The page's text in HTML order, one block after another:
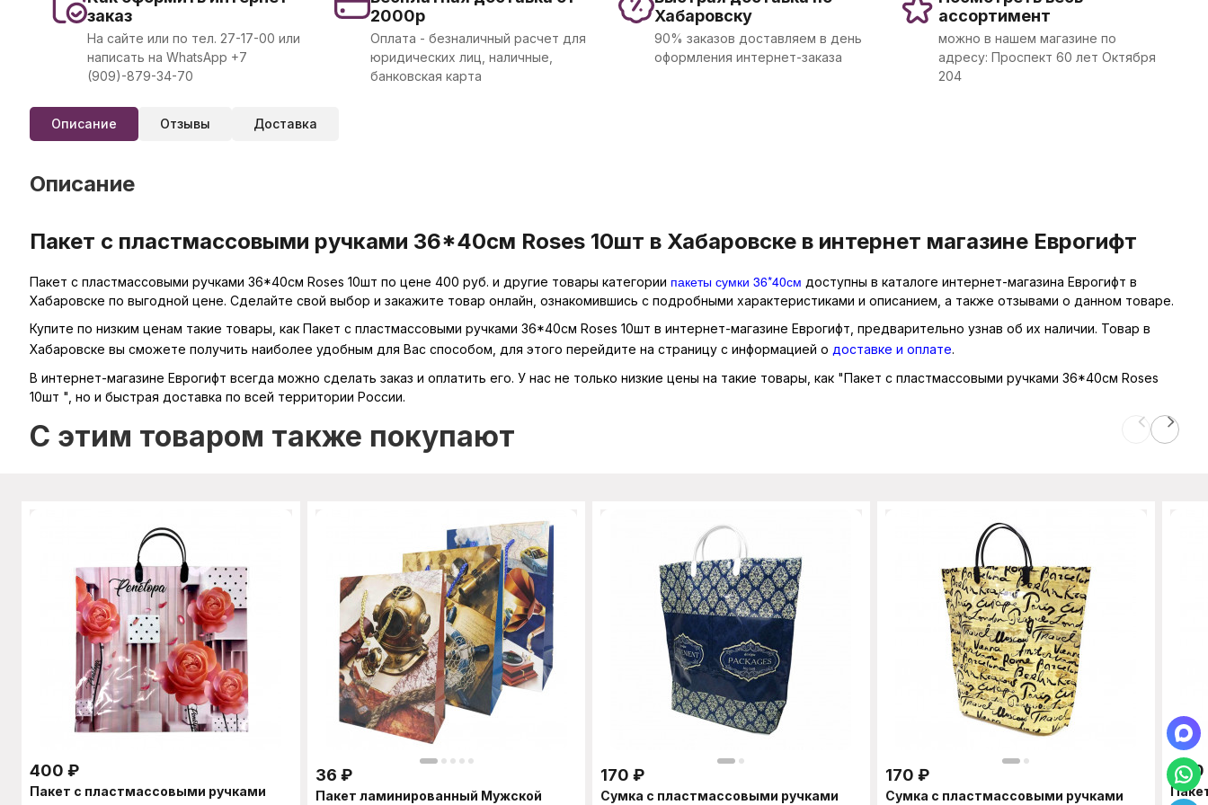
заказ
На сайте или по тел. 27-17-00 или
написать на WhatsApp +7
(909)-879-34-70
2000р
Оплата - безналичный расчет для
юридических лиц, наличные,
банковская карта
Хабаровску
90% заказов доставляем в день
оформления интернет-заказа
ассортимент
можно в нашем магазине по
адресу: Проспект 60 лет Октября
204
Описание Отзывы Доставка
Описание
Пакет с пластмассовыми ручками 36*40см Roses 10шт в Хабаровске в интернет магазине Еврогифт
Пакет с пластмассовыми ручками 36*40см Roses 10шт по цене 400 руб. и другие товары категории пакеты сумки 36*40см доступны в каталоге интернет-магазина Еврогифт в
Хабаровске по выгодной цене. Сделайте свой выбор и закажите товар онлайн, ознакомившись с подробными характеристиками и описанием, а также отзывами о данном товаре.
Купите по низким ценам такие товары, как Пакет с пластмассовыми ручками 36*40см Roses 10шт в интернет-магазине Еврогифт, предварительно узнав об их наличии. Товар в
Хабаровске вы сможете получить наиболее удобным для Вас способом, для этого перейдите на страницу с информацией о доставке и оплате.
В интернет-магазине Еврогифт всегда можно сделать заказ и оплатить его. У нас не только низкие цены на такие товары, как "Пакет с пластмассовыми ручками 36*40см Roses
10шт ", но и быстрая доставка по всей территории России.
C этим товаром также покупают
400 ₽
Пакет с пластмассовыми ручками
36 ₽
Пакет ламинированный Мужской
170 ₽
Сумка с пластмассовыми ручками
170 ₽
Сумка с пластмассовыми ручками
400